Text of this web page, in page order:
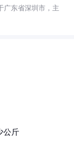
广东省深圳市，主
公斤